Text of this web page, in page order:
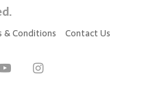
& Conditions Contact Us
YouTubeInstagram